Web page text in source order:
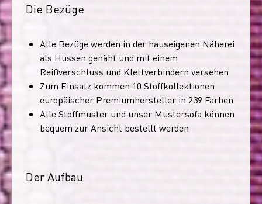
Die Bezüge
Alle Bezüge werden in der hauseigenen Näherei
als Hussen genäht und mit einem
Reißverschluss und Klettverbindern versehen
Zum Einsatz kommen 10 Stoffkollektionen
europäischer Premiumhersteller in 239 Farben
Alle Stoffmuster und unser Mustersofa können
bequem zur Ansicht bestellt werden
Der Aufbau